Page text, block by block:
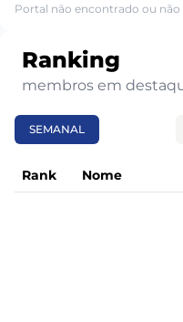
Portal não encontrado ou não
Ranking
membros em
SEMANAL
Rank Nome